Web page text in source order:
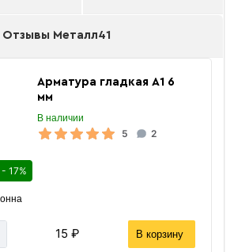
Отзывы Металл41
Арматура гладкая А1 6
мм
В наличии
5 2
- 17%
15 ₽ В корзину